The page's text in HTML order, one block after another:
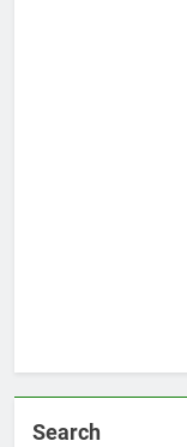
Search